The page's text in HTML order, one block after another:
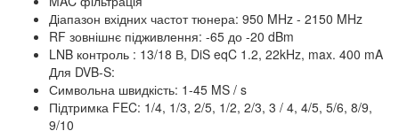
Діапазон вхідних частот тюнера: 950 MHz - 2150 MHz
RF зовнішнє підживлення: -65 до -20 dBm
LNB контроль : 13/18 В, DiS eqC 1.2, 22kHz, max. 400 mA
Для DVB-S:
Символьна швидкість: 1-45 MS / s
Підтримка FEC: 1/4, 1/3, 2/5, 1/2, 2/3, 3 / 4, 4/5, 5/6, 8/9,
9/10